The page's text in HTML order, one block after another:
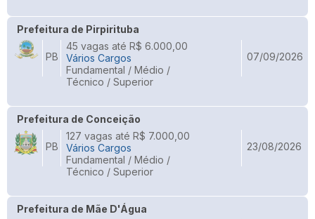
Prefeitura de Pirpirituba
PB
45 vagas até R$ 6.000,00
Vários Cargos
Fundamental / Médio /
Técnico / Superior
07/09/2026
Prefeitura de Conceição
PB
127 vagas até R$ 7.000,00
Vários Cargos
Fundamental / Médio /
Técnico / Superior
23/08/2026
Prefeitura de Mãe D'Água